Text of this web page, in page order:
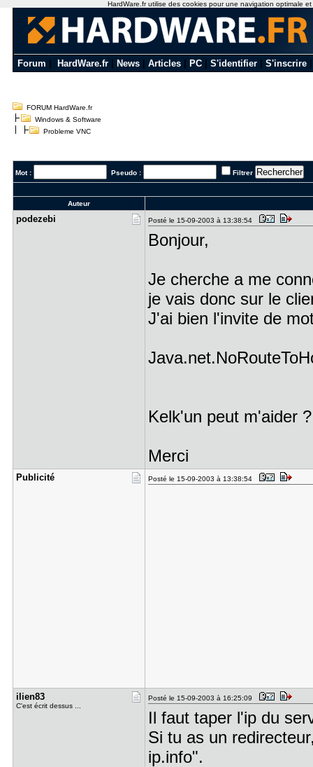
Forum HardWare.fr News Articles PC S'identifier S'inscrire
FORUM HardWare.fr
Windows & Software
Probleme VNC
Mot : Pseudo : Filtrer
Auteur
podezebi Posté le 15-09-2003 à 13:38:54
Bonjour,
Je cherche a me
je vais donc sur le
J'ai bien l'invite de
Kelk'un peut m'aider ?
Merci
Publicité Posté le 15-09-2003 à 13:38:54
ilien83
C'est écrit dessus ...
Posté le 15-09-2003 à 16:25:09
Il faut taper l'ip du
Si tu as un
ip.info".
HardWare.fr utilise des cookies pour une navigation optimale